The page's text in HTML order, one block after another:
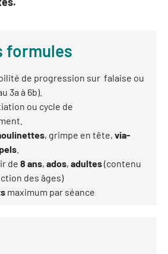
formules
de progression sur falaise ou
3a à 6b).
ou cycle de
, grimpe en tête, via-
de 8 ans, ados, adultes(contenu
des âges)
maximum par séance